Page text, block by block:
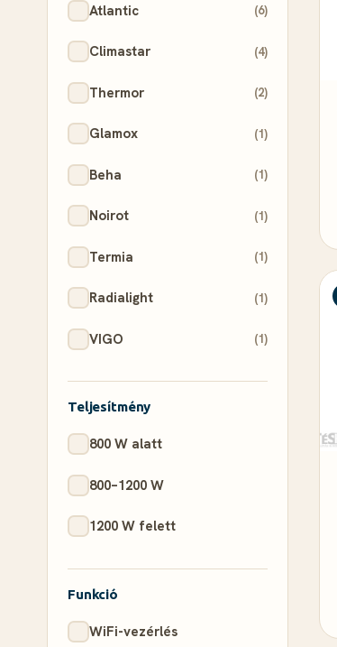
Atlantic (6)
Climastar (4)
Thermor (2)
Glamox (1)
Beha (1)
Noirot (1)
Termia (1)
Radialight (1)
VIGO (1)
Teljesítmény
800 W alatt
800–1200 W
1200 W felett
Funkció
WiFi-vezérlés